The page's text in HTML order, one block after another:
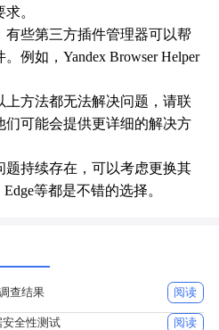
。
有些第三方插件管理器可以帮
例如，Yandex Browser Helper
上方法都无法解决问题，请联
们可能会提供更详细的解决方
题持续存在，可以考虑更换其
等都是不错的选择。
查结果 阅读
安全性测试 阅读